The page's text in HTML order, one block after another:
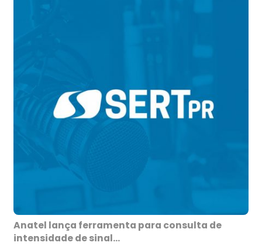
Anatel lança ferramenta para consulta de
intensidade de sinal...